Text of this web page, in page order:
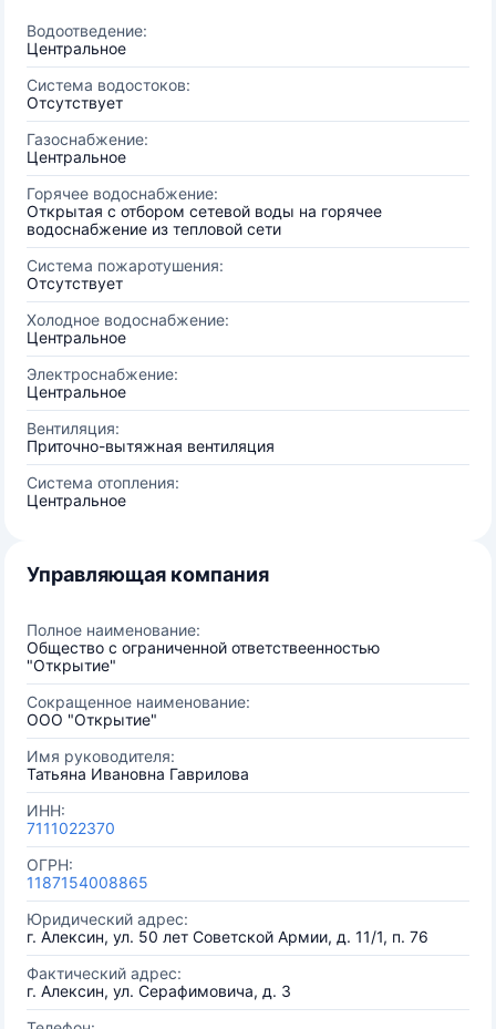
Водоотведение:
Центральное
Система водостоков:
Отсутствует
Газоснабжение:
Центральное
Горячее водоснабжение:
Открытая с отбором сетевой воды на горячее
водоснабжение из тепловой сети
Система пожаротушения:
Отсутствует
Холодное водоснабжение:
Центральное
Электроснабжение:
Центральное
Вентиляция:
Приточно-вытяжная вентиляция
Система отопления:
Центральное
Управляющая компания
Полное наименование:
Общество с ограниченной ответствеенностью
"Открытие"
Сокращенное наименование:
ООО "Открытие"
Имя руководителя:
Татьяна Ивановна Гаврилова
ИНН:
7111022370
ОГРН:
1187154008865
Юридический адрес:
г. Алексин, ул. 50 лет Советской Армии, д. 11/1, п. 76
Фактический адрес:
г. Алексин, ул. Серафимовича, д. 3